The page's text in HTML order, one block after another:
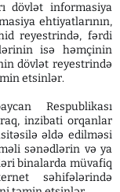
dövlət informasiya
ehtiyatlarının,
reyestrində, fərdi
isə həmçinin
dövlət reyestrində
etsinlər.
Respublikası
inzibati orqanlar
əldə edilməsi
sənədlərin və ya
binalarda müvafiq
səhifələrində